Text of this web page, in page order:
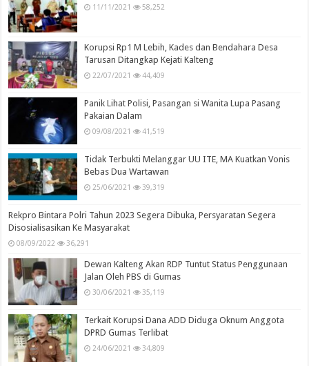
11/11/2021 58,252
Korupsi Rp1 M Lebih, Kades dan Bendahara Desa
Tarusan Ditangkap Kejati Kalteng
22/07/2021 44,409
Panik Lihat Polisi, Pasangan si Wanita Lupa Pasang
Pakaian Dalam
09/08/2021 41,519
Tidak Terbukti Melanggar UU ITE, MA Kuatkan Vonis
Bebas Dua Wartawan
25/06/2021 39,319
Rekpro Bintara Polri Tahun 2023 Segera Dibuka, Persyaratan Segera
Disosialisasikan Ke Masyarakat
08/09/2022 36,291
Dewan Kalteng Akan RDP Tuntut Status Penggunaan
Jalan Oleh PBS di Gumas
30/06/2021 35,119
Terkait Korupsi Dana ADD Diduga Oknum Anggota
DPRD Gumas Terlibat
24/06/2021 34,809